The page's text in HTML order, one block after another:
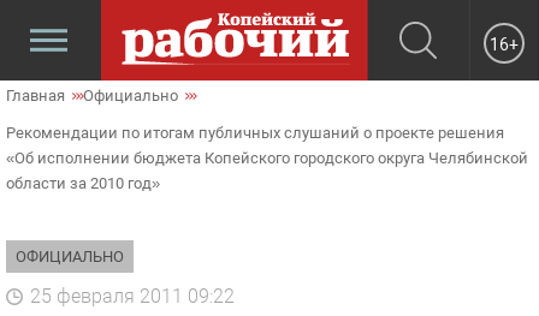
16+
Главная Официально
Рекомендации по итогам публичных слушаний о проекте решения
«Об исполнении бюджета Копейского городского округа Челябинской
области за 2010 год»
ОФИЦИАЛЬНО
25 февраля 2011 09:22